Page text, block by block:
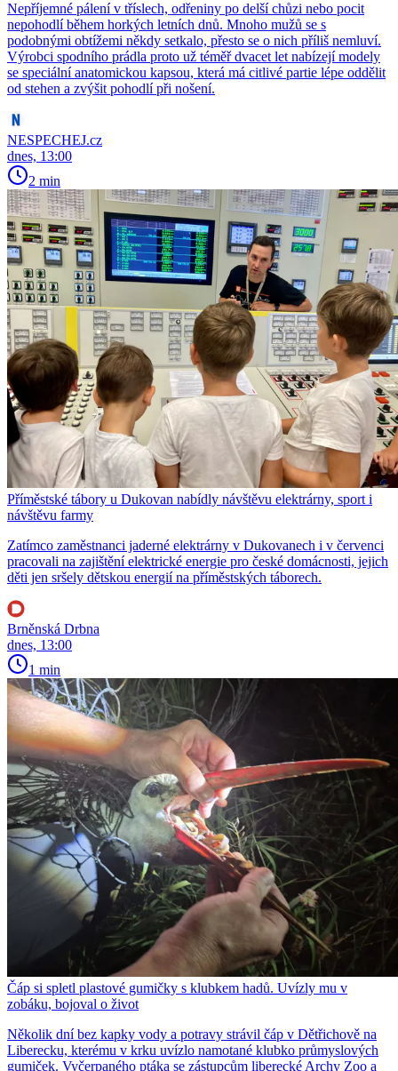
Nepříjemné pálení v tříslech, odřeniny po delší chůzi nebo pocit
nepohodlí během horkých letních dnů. Mnoho mužů se s
podobnými obtížemi někdy setkalo, přesto se o nich příliš nemluví.
Výrobci spodního prádla proto už téměř dvacet let nabízejí modely
se speciální anatomickou kapsou, která má citlivé partie lépe oddělit
od stehen a zvýšit pohodlí při nošení.
NESPECHEJ.cz
dnes, 13:00
2 min
Příměstské tábory u Dukovan nabídly návštěvu elektrárny, sport i
návštěvu farmy
Zatímco zaměstnanci jaderné elektrárny v Dukovanech i v červenci
pracovali na zajištění elektrické energie pro české domácnosti, jejich
děti jen sršely dětskou energií na příměstských táborech.
Brněnská Drbna
dnes, 13:00
1 min
Čáp si spletl plastové gumičky s klubkem hadů. Uvízly mu v
zobáku, bojoval o život
Několik dní bez kapky vody a potravy strávil čáp v Dětřichově na
Liberecku, kterému v krku uvízlo namotané klubko průmyslových
gumiček. Vyčerpaného ptáka se zástupcům liberecké Archy Zoo a